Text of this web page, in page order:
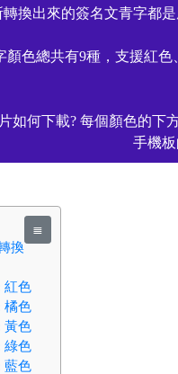
轉換出來的簽名文青字都
顏色總共有9種，支援紅
如何下載? 每個顏色的下
手機
≣
換
紅色
橘色
黃色
綠色
藍色